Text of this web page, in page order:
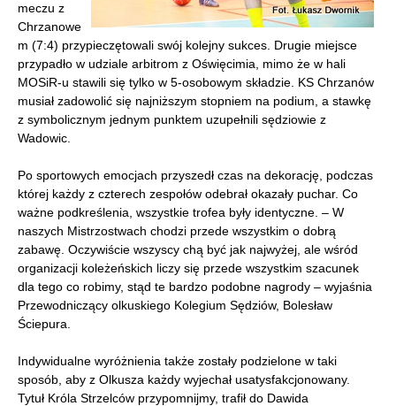
meczu z
Chrzanowe
m (7:4) przypieczętowali swój kolejny sukces. Drugie miejsce
przypadło w udziale arbitrom z Oświęcimia, mimo że w hali
MOSiR-u stawili się tylko w 5-osobowym składzie. KS Chrzanów
musiał zadowolić się najniższym stopniem na podium, a stawkę
z symbolicznym jednym punktem uzupełnili sędziowie z
Wadowic.
Po sportowych emocjach przyszedł czas na dekorację, podczas
której każdy z czterech zespołów odebrał okazały puchar. Co
ważne podkreślenia, wszystkie trofea były identyczne. – W
naszych Mistrzostwach chodzi przede wszystkim o dobrą
zabawę. Oczywiście wszyscy chą być jak najwyżej, ale wśród
organizacji koleżeńskich liczy się przede wszystkim szacunek
dla tego co robimy, stąd te bardzo podobne nagrody – wyjaśnia
Przewodniczący olkuskiego Kolegium Sędziów, Bolesław
Ściepura.
Indywidualne wyróżnienia także zostały podzielone w taki
sposób, aby z Olkusza każdy wyjechał usatysfakcjonowany.
Tytuł Króla Strzelców przypomnijmy, trafił do Dawida